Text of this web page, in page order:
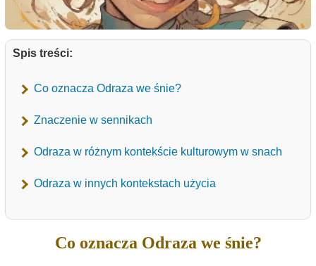
Spis treści:
Co oznacza Odraza we śnie?
Znaczenie w sennikach
Odraza w różnym kontekście kulturowym w snach
Odraza w innych kontekstach użycia
Co oznacza Odraza we śnie?